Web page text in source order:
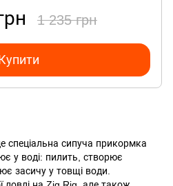
1 235 грн
спеціальна сипуча прикормка
у воді: пилить, створює
засичу у товщі води.